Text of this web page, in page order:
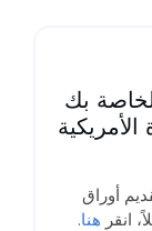
بك
أوراق
انقر هنا.